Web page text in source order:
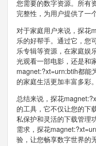
您需要的数字资源。所有
完整性，为用户提供了一
对于家庭用户来说，探花
乐的好帮手。通过它，您
乐专辑等资源，在家庭娱
光观看一部电影，还是和
magnet:?xt=urn:btih都能
的家庭生活更加丰富多彩。
总结来说，探花
的工具，它不仅让您的下
私保护和灵活的下载管理
需求，探花
验，让您畅享数字世界的